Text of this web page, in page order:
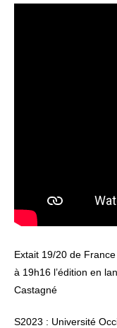
Extait 19/20 de
à 19h16 l’édition en
Castagné
S2023 : Université